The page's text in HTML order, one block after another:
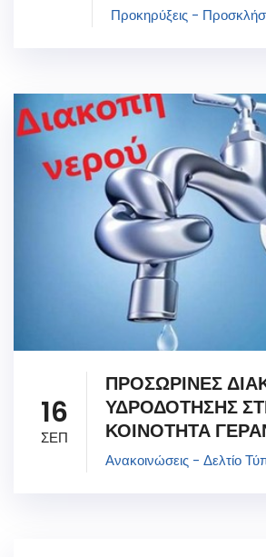
Προκηρύξεις -
16
ΣΕΠ
ΠΡΟΣΩΡΙΝΕΣ
ΥΔΡΟΔΟΤΗΣΗΣ
ΚΟΙΝΟΤΗΤΑ
Ανακοινώσεις - Δελτίο